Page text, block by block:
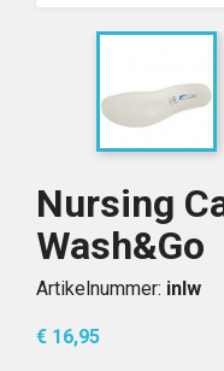
Nursing
Wash&Go
Artikelnummer: inlw
€ 16,95